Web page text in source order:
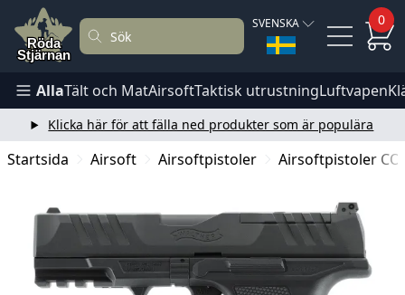
SVENSKA 0
AllaTält och MatAirsoftTaktisk utrustningLuftvapen
Klicka här för att fälla ned produkter som är populära
Startsida Airsoft Airsoftpistoler Airsoftpistoler